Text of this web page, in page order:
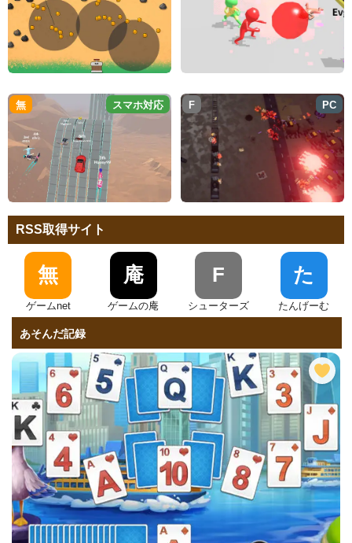
無 スマホ対応 F PC
RSS取得サイト
無
ゲームnet
庵
ゲームの庵
F
シューターズ
た
たんげーむ
あそんだ記録